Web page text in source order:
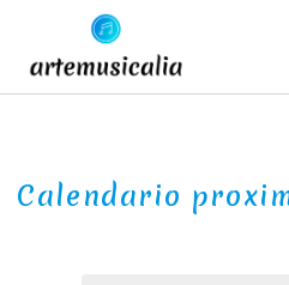
Calendario